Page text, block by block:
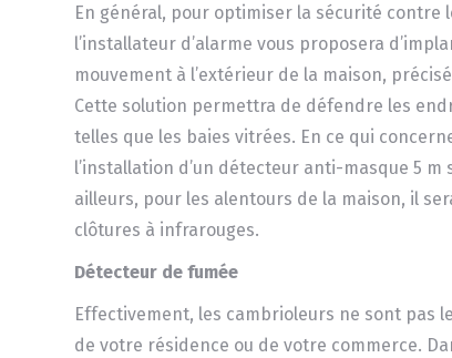
En général, pour optimiser la sécurité contre
l’installateur d’alarme vous proposera
mouvement à l’extérieur de la maison,
Cette solution permettra de défendre les
telles que les baies vitrées. En ce qui
l’installation d’un détecteur anti-masque 5 m
ailleurs, pour les alentours de la maison, il
clôtures à infrarouges.
Détecteur de fumée
Effectivement, les cambrioleurs ne sont pas
de votre résidence ou de votre commerce.